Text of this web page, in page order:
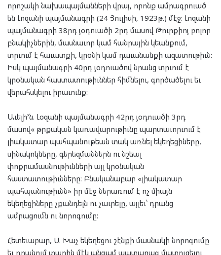
որոշակի նախապայմանների վրայ, որոնք ամրագրուած
են Լոզանի պայմանագրի (24 Յուլիսի, 1923թ.) մէջ: Լոզանի
պայմանագրի 38րդ յօդուածի 2րդ մասով Թուրքիոյ բոլոր
բնակիչներին, մասնաւոր կամ հանրային կեանքում,
տրւում է հաւատքի, կրօնի կամ դաւանանքի ազատութիւն:
Իսկ պայմանագրի 40րդ յօդուածով նրանց տրւում է
կրօնական հաստատութիւններ հիմնելու, գործածելու եւ
վերահսկելու իրաւունք:
Աւելի’ն. Լօզանի պայմանագրի 42րդ յօդուածի 3րդ
մասով« թրքական կառավարութիւնը պարտաւորւում է
լիակատար պահպանութեան տակ առնել եկեղեցիները,
սինակոկները, գերեզմաններն ու նշեալ
փոքրամասնութիւնների այլ կրօնական
հաստատութիւնները: Բնականաբար «լիակատար
պահպանութիւնն» իր մէջ ներառում է ոչ միայն
եկեղեցիները չքանդելն ու չաւրելը, այլեւ՝ դրանց
ամրացումն ու նորոգումը:
Հետեւաբար, Ս. Խաչ եկեղեցու շէնքի մասնակի նորոգումը
եւ դրանում տարին մէկ անգամ պատարագ մատուցելու